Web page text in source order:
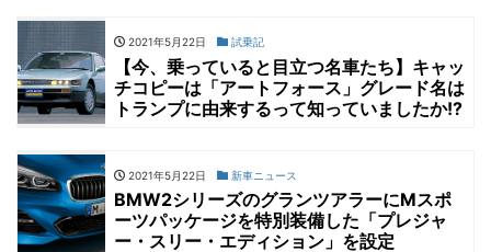
2021年5月22日 試乗記
【今、乗っていると目立つ名車たち】キャッ
チコピーは「アートフォース」グレード名は
トランプに由来するって知っていましたか!?
2021年5月22日 新車ニュース
BMW2シリーズのグランツアラーにMスポ
ーツパッケージを特別装備した「プレジャ
ー・スリー・エディション」を設定